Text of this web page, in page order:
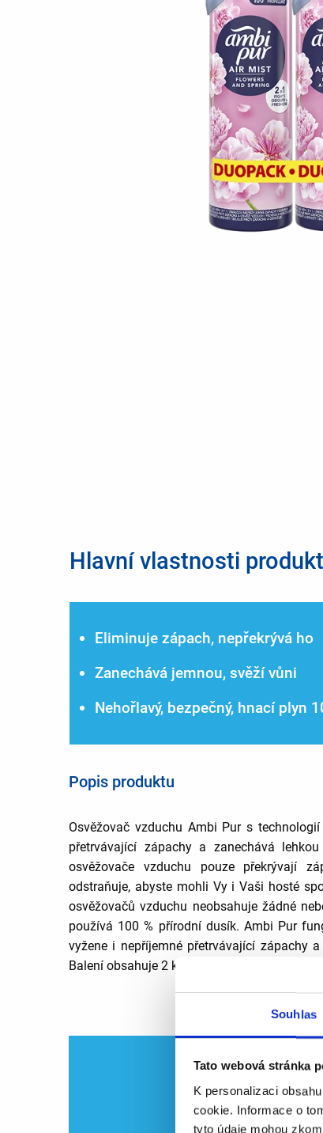
Souhlas
Tato webová stránka
K personalizaci
cookie. Informace o
tyto údaje mohou
Hlavní vlastnosti
Eliminuje zápach, nepřekrývá ho
Zanechává jemnou, svěží vůni
Nehořlavý, bezpečný, hnací plyn
Popis produktu
Osvěžovač vzduchu Ambi Pur s
přetrvávající zápachy a zanechává
osvěžovače vzduchu pouze překrývají
odstraňuje, abyste mohli Vy i Vaši hosté
osvěžovačů vzduchu neobsahuje žádné
používá 100 % přírodní dusík. Ambi Pur
vyžene i nepříjemné přetrvávající zápachy
Balení obsahuje 2 ks výrobku.